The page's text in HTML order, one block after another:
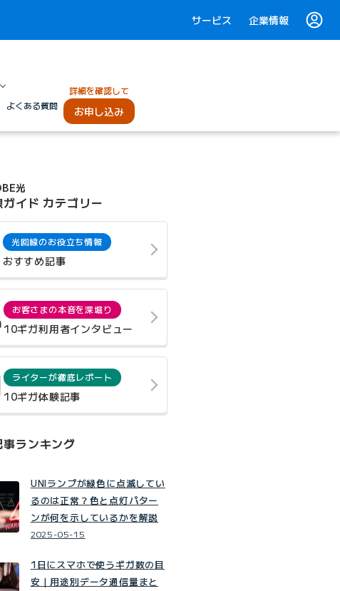
サービス 企業情報
よくある質問
詳細を確認して
お申し込み
光
ガイド カテゴリー
光回線のお役立ち情報
おすすめ記事
お客さまの本音を深堀り
10ギガ利用者インタビュー
ライターが徹底レポート
10ギガ体験記事
ランキング
UNIランプが緑色に点滅してい
るのは正常？色と点灯パター
ンが何を示しているかを解説
2025-05-15
1日にスマホで使うギガ数の目
安｜用途別データ通信量まと